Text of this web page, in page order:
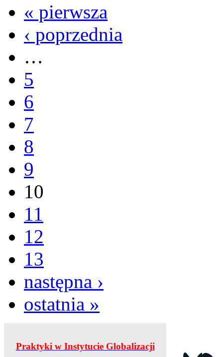
« pierwsza
‹ poprzednia
…
5
6
7
8
9
10
11
12
13
następna ›
ostatnia »
Praktyki w Instytucie Globalizacji